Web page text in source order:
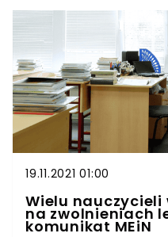
uczniów. Według
Ministerstwo Edukacji i
prowadzących zajęcia
piątek MEiN
funkcjonowanie szkół
koronawirusa
więcej dyrektorów
domu.
19.11.2021 01:00
Wielu nauczycieli
na zwolnieniach
komunikat MEiN